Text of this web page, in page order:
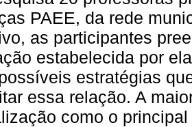
PAEE, da rede
as participantes
estabelecida por
estratégias
essa relação. A
como o